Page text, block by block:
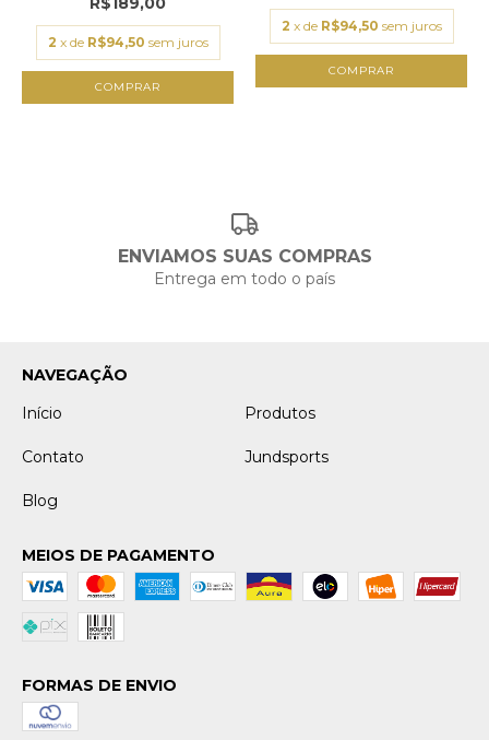
2 x de R$94,50 sem juros
COMPRAR
2 x de R$94,50 sem juros
COMPRAR
ENVIAMOS SUAS COMPRAS
Entrega em todo o país
NAVEGAÇÃO
Início
Produtos
Contato Jundsports
Blog
MEIOS DE PAGAMENTO
FORMAS DE ENVIO